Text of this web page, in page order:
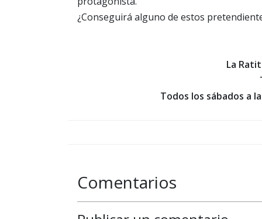
¿Conseguirá alguno de estos
La
Todos los sábados a
Comentarios